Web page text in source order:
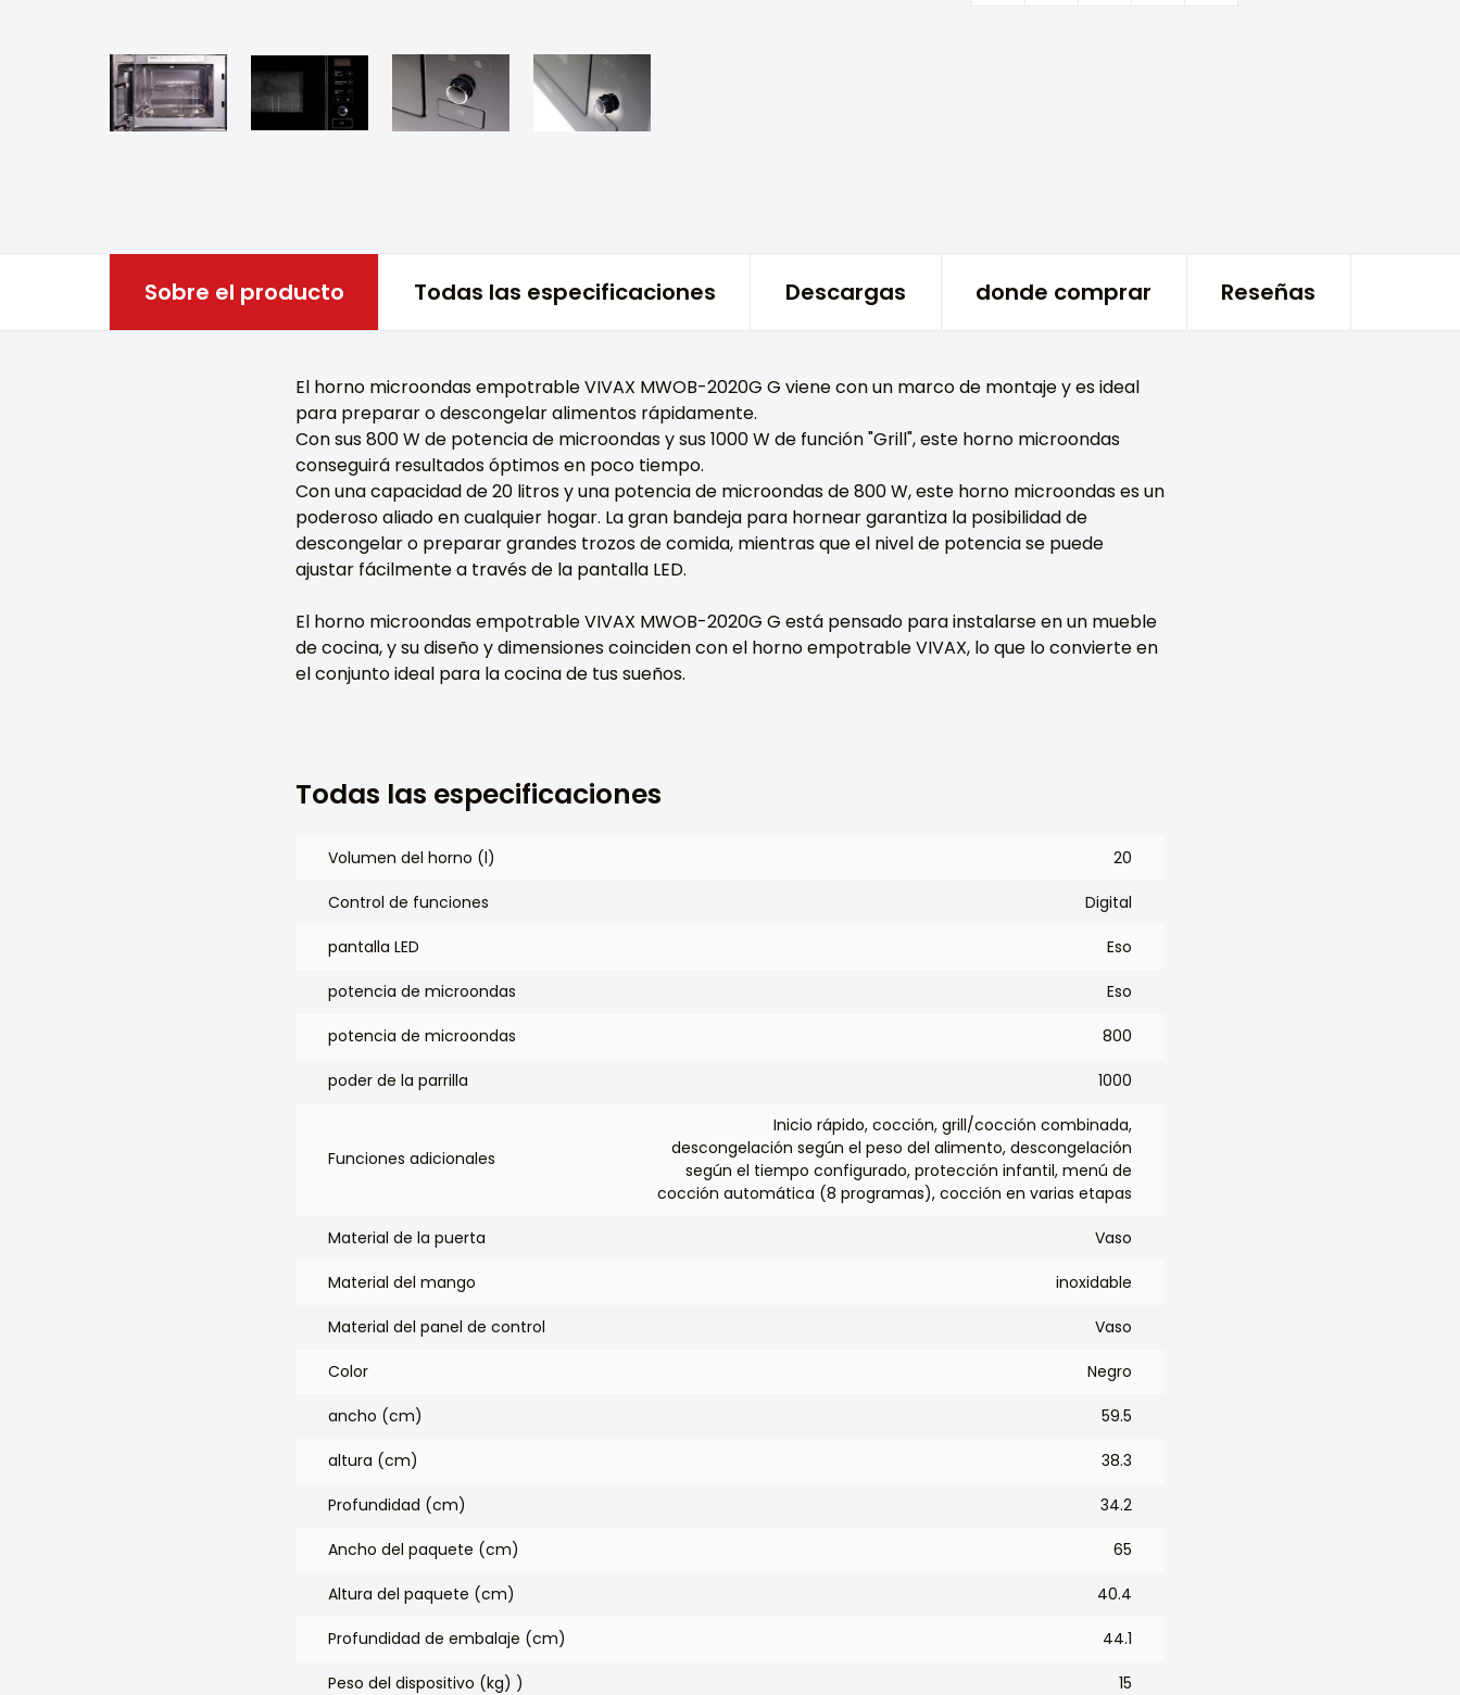
Sobre el producto Todas las especificaciones Descargas donde comprar Reseñas
El horno microondas empotrable VIVAX MWOB-2020G G viene con un marco de montaje y es ideal
para preparar o descongelar alimentos rápidamente.
Con sus 800 W de potencia de microondas y sus 1000 W de función "Grill", este horno microondas
conseguirá resultados óptimos en poco tiempo.
Con una capacidad de 20 litros y una potencia de microondas de 800 W, este horno microondas es un
poderoso aliado en cualquier hogar. La gran bandeja para hornear garantiza la posibilidad de
descongelar o preparar grandes trozos de comida, mientras que el nivel de potencia se puede
ajustar fácilmente a través de la pantalla LED.
El horno microondas empotrable VIVAX MWOB-2020G G está pensado para instalarse en un mueble
de cocina, y su diseño y dimensiones coinciden con el horno empotrable VIVAX, lo que lo convierte en
el conjunto ideal para la cocina de tus sueños.
Todas las especificaciones
Volumen del horno (l) 20
Control de funciones Digital
pantalla LED Eso
potencia de microondas Eso
potencia de microondas 800
poder de la parrilla 1000
Funciones adicionales
Inicio rápido, cocción, grill/cocción combinada,
descongelación según el peso del alimento, descongelación
según el tiempo configurado, protección infantil, menú de
cocción automática (8 programas), cocción en varias etapas
Material de la puerta Vaso
Material del mango inoxidable
Material del panel de control Vaso
Color Negro
ancho (cm) 59.5
altura (cm) 38.3
Profundidad (cm) 34.2
Ancho del paquete (cm) 65
Altura del paquete (cm) 40.4
Profundidad de embalaje (cm) 44.1
Peso del dispositivo (kg) ) 15